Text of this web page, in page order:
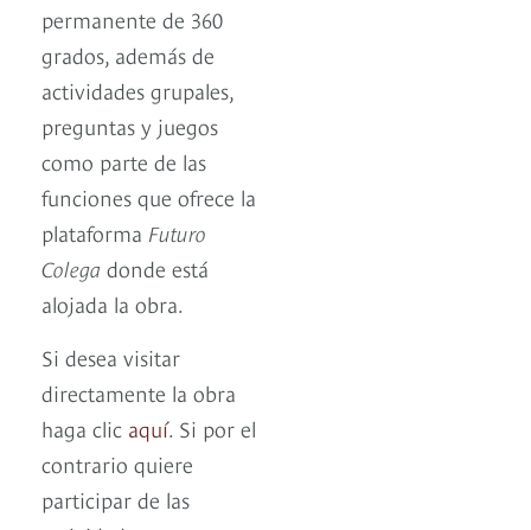
permanente de 360
grados, además de
actividades grupales,
preguntas y juegos
como parte de las
funciones que ofrece la
plataforma Futuro
Colega donde está
alojada la obra.
Si desea visitar
directamente la obra
haga clic aquí. Si por el
contrario quiere
participar de las